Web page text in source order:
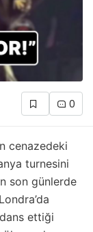
0
cenazedeki
turnesini
son günlerde
ettiği